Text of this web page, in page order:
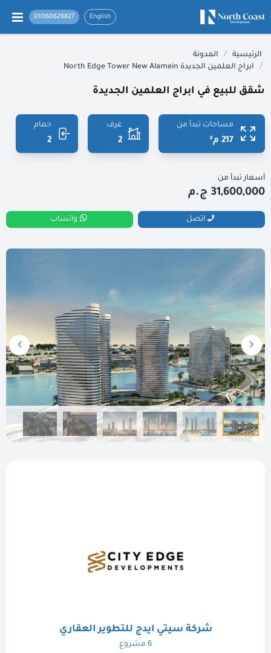
English
01060626827
الرئيسية / المدونة
/ ابراج العلمين الجديدة North Edge Tower New Alamein
شقق للبيع في ابراج العلمين الجديدة
مساحات تبدأ من
217 م²
غرف
2
حمام
2
أسعار تبدأ من
31,600,000 ج.م
اتصل واتساب
شركة سيتي ايدج للتطوير العقاري
6 مشروع